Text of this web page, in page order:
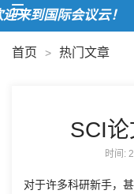
到国际会议云！
首页 > 热门文章
SCI
时间:
对于许多科研新手，